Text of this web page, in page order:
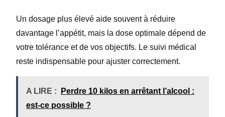
Un dosage plus élevé aide souvent à réduire
davantage l’appétit, mais la dose optimale dépend de
votre tolérance et de vos objectifs. Le suivi médical
reste indispensable pour ajuster correctement.
A LIRE :
Perdre 10 kilos en arrêtant l’alcool :
est-ce possible ?